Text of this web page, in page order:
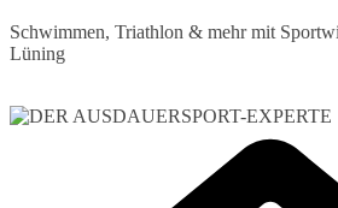
Schwimmen, Triathlon & mehr mit
Lüning